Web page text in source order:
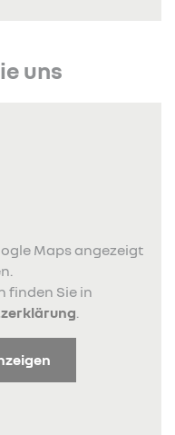
uns
Maps angezeigt
finden Sie in